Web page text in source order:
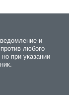
и
любого
при указании